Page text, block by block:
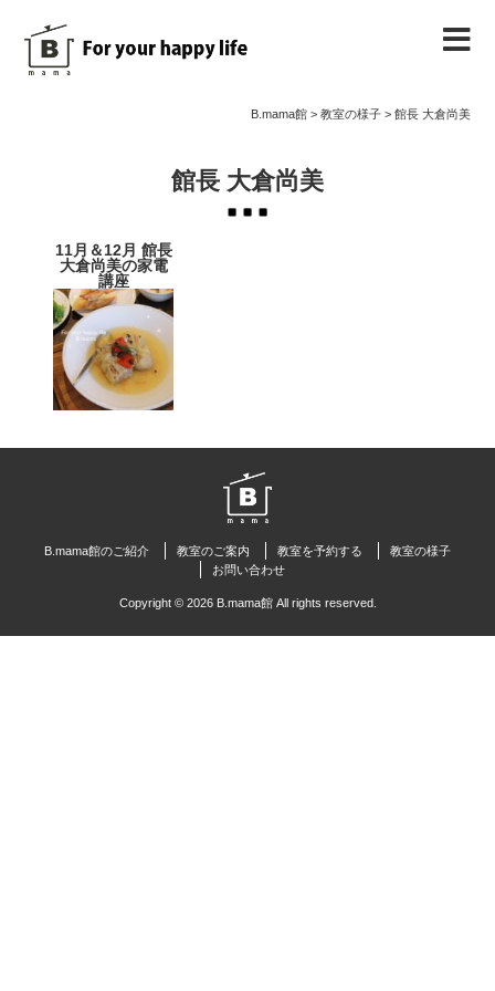
B.mama館> 教室の様子> 館長 大倉尚美
館長 大倉尚美
11月＆12月 館長
大倉尚美の家電
講座
B.mama館のご紹介 教室のご案内 教室を予約する
教室の様子
お問い合わせ
Copyright © 2026 B.mama館 All rights reserved.
教室のご案内
教室の様子
ノート